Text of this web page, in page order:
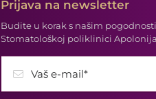
Prijava na newsletter
Budite u korak s našim
Stomatološkoj poliklinici
Vaš e-mail*